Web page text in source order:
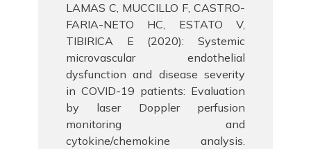
LAMAS C, MUCCILLO F, CASTRO-
FARIA-NETO HC, ESTATO V,
TIBIRICA E (2020): Systemic
microvascular endothelial
dysfunction and disease severity
in COVID-19 patients: Evaluation
by laser Doppler perfusion
monitoring and
cytokine/chemokine analysis.